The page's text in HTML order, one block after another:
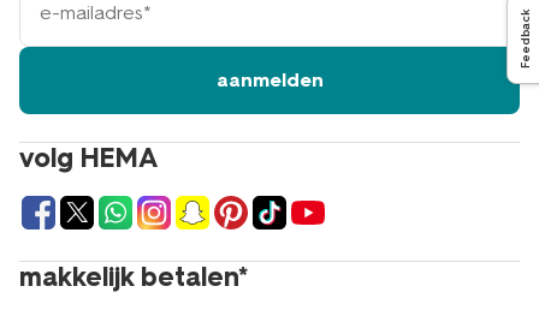
volg HEMA
makkelijk betalen*
mailadres
aanmelden
Feedback